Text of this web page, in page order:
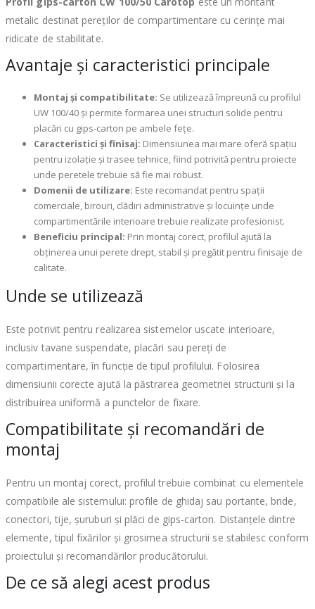
metalic destinat pereților de compartimentare cu cerințe mai
ridicate de stabilitate.
Avantaje și caracteristici principale
Montaj și compatibilitate: Se utilizează împreună cu profilul
UW 100/40 și permite formarea unei structuri solide pentru
placări cu gips-carton pe ambele fețe.
Caracteristici și finisaj: Dimensiunea mai mare oferă spațiu
pentru izolație și trasee tehnice, fiind potrivită pentru proiecte
unde peretele trebuie să fie mai robust.
Domenii de utilizare: Este recomandat pentru spații
comerciale, birouri, clădiri administrative și locuințe unde
compartimentările interioare trebuie realizate profesionist.
Beneficiu principal: Prin montaj corect, profilul ajută la
obținerea unui perete drept, stabil și pregătit pentru finisaje de
calitate.
Unde se utilizează
Este potrivit pentru realizarea sistemelor uscate interioare,
inclusiv tavane suspendate, placări sau pereți de
compartimentare, în funcție de tipul profilului. Folosirea
dimensiunii corecte ajută la păstrarea geometriei structurii și la
distribuirea uniformă a punctelor de fixare.
Compatibilitate și recomandări de
montaj
Pentru un montaj corect, profilul trebuie combinat cu elementele
compatibile ale sistemului: profile de ghidaj sau portante, bride,
conectori, tije, șuruburi și plăci de gips-carton. Distanțele dintre
elemente, tipul fixărilor și grosimea structurii se stabilesc conform
proiectului și recomandărilor producătorului.
De ce să alegi acest produs